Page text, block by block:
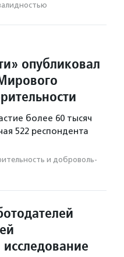
опубликовал
более 60 тысяч
522 респондента
и доброволь­